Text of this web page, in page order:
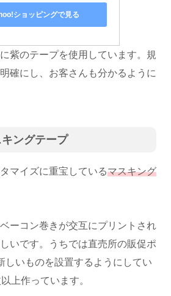
ショッピングで見る
紫のテープを使用しています。規
確にし、お客さんも分かるように
ングテープ
マイズに重宝しているマスキング
ーコン巻きが交互にプリントされ
いです。うちでは直売所の販促ポ
しいものを設置するようにしてい
上作っています。